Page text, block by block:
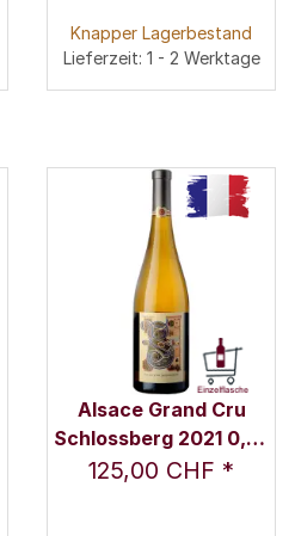
Knapper Lagerbestand
Lieferzeit: 1 - 2 Werktage
Alsace Grand Cru
Schlossberg 2021 0,75
l - Domaine Marcel
125,00 CHF *